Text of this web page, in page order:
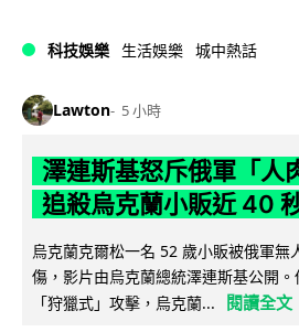
科技娛樂 生活娛樂 城中熱話
Lawton 5 小時
澤連斯基怒斥俄軍「人
追殺烏克蘭小販近 40
烏克蘭克爾松一名 52 歲小販被俄軍無
傷，影片由烏克蘭總統澤連斯基公開
「狩獵式」攻擊，烏克蘭...
閱讀全文